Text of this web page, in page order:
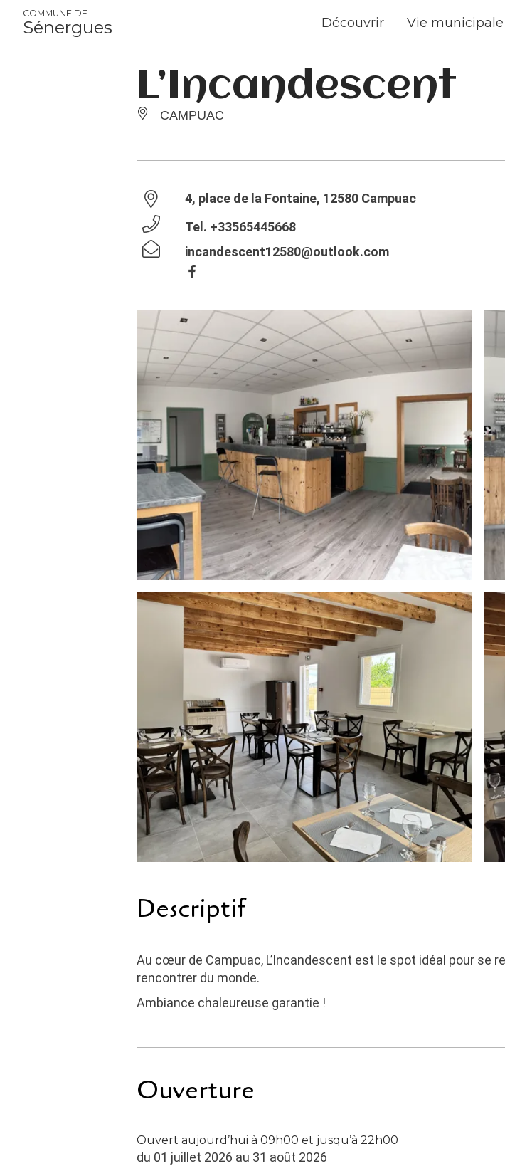
Panneau de gestion des cookies
COMMUNE DE
Sénergues Découvrir Vie municipale
L’Incandescent
CAMPUAC
4, place de la Fontaine, 12580 Campuac
Tel. +33565445668
incandescent12580@outlook.com
Descriptif
Au cœur de Campuac, L’Incandescent est le spot idéal pour se
rencontrer du monde.
Ambiance chaleureuse garantie !
Ouverture
Ouvert aujourd’hui à 09h00 et jusqu’à 22h00
du 01 juillet 2026 au 31 août 2026